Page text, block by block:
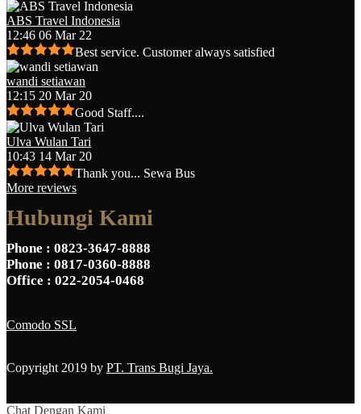
ABS Travel Indonesia
12:46 06 Mar 22
Best service. Customer always satisfied
wandi setiawan
12:15 20 Mar 20
Good Staff....
Ulva Wulan Tari
10:43 14 Mar 20
Thank you... Sewa Bus
More reviews
Hubungi Kami
Phone : 0823-3647-8888
Phone : 0817-0360-8888
Office : 022-2054-0468
Comodo SSL
Copyright 2019 by PT. Trans Bugi Jaya.
Chat Dengan Kami